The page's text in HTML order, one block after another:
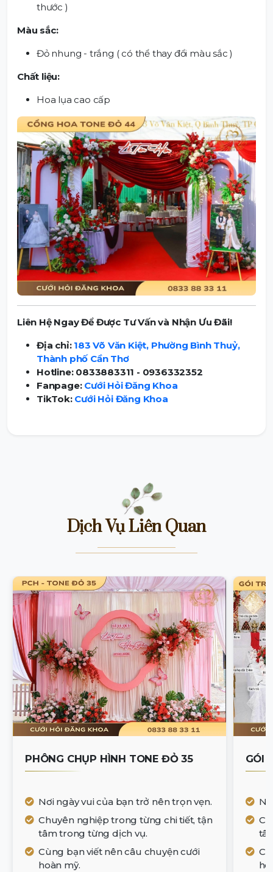
thước )
Màu sắc:
Đỏ nhung - trắng ( có thể thay đổi màu sắc )
Chất liệu:
Hoa lụa cao cấp
Liên Hệ Ngay Để Được Tư Vấn và Nhận Ưu Đãi!
Địa chỉ: 183 Võ Văn Kiệt, Phường Bình Thuỷ,
Thành phố Cần Thơ
Hotline: 0833883311 - 0936332352
Fanpage: Cưới Hỏi Đăng Khoa
TikTok: Cưới Hỏi Đăng Khoa
Dịch Vụ Liên Quan
PHÔNG CHỤP HÌNH TONE ĐỎ 35
Nơi ngày vui của bạn trở nên trọn vẹn.
Chuyên nghiệp trong từng chi tiết, tận
tâm trong từng dịch vụ.
Cùng bạn viết nên câu chuyện cưới
hoàn mỹ.
GÓI